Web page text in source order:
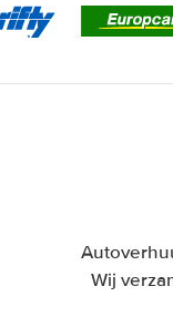
Wij